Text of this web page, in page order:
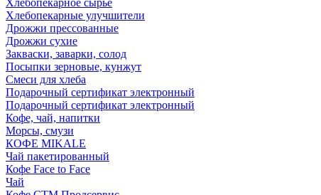
Хлебопекарное сырье
Хлебопекарные улучшители
Дрожжи прессованные
Дрожжи сухие
Закваски, заварки, солод
Посыпки зерновые, кунжут
Смеси для хлеба
Подарочный сертификат электронный
Подарочный сертификат электронный
Кофе, чай, напитки
Морсы, смузи
КОФЕ MIKALE
Чай пакетированный
Кофе Face to Face
Чай